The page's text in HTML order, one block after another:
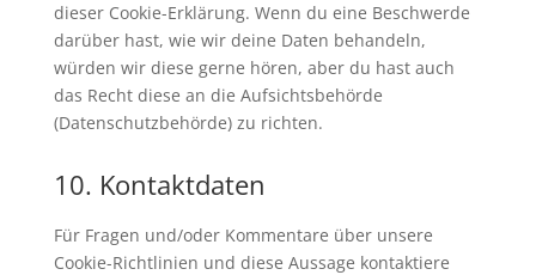
dieser Cookie-Erklärung. Wenn du eine Beschwerde
darüber hast, wie wir deine Daten behandeln,
würden wir diese gerne hören, aber du hast auch
das Recht diese an die Aufsichtsbehörde
(Datenschutzbehörde) zu richten.
10. Kontaktdaten
Für Fragen und/oder Kommentare über unsere
Cookie-Richtlinien und diese Aussage kontaktiere